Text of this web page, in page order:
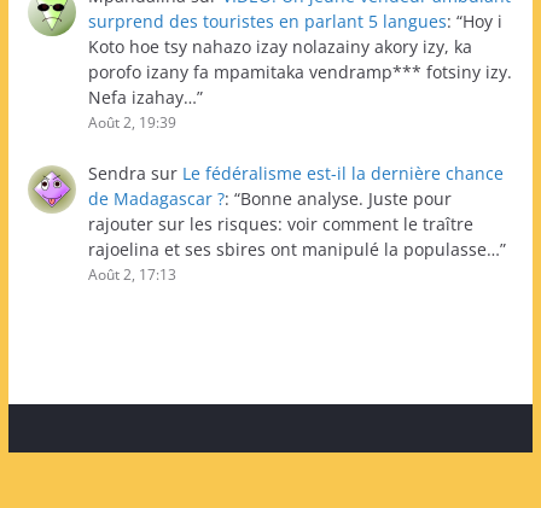
surprend des touristes en parlant 5 langues: “Hoy i
Koto hoe tsy nahazo izay nolazainy akory izy, ka
porofo izany fa mpamitaka vendramp*** fotsiny izy.
Nefa izahay…”
Août 2, 19:39
Sendra sur Le fédéralisme est-il la dernière chance
de Madagascar ?: “Bonne analyse. Juste pour
rajouter sur les risques: voir comment le traître
rajoelina et ses sbires ont manipulé la populasse…”
Août 2, 17:13